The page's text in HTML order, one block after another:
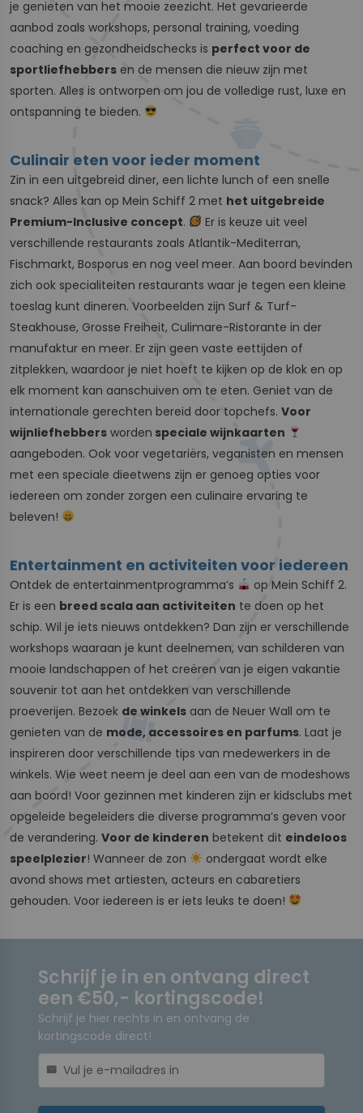
je genieten van het mooie zeezicht. Het gevarieerde
aanbod zoals workshops, personal training, voeding
coaching en gezondheidschecks is perfect voor de
sportliefhebbers en de mensen die nieuw zijn met
sporten. Alles is ontworpen om jou de volledige rust, luxe en
ontspanning te bieden.
Culinair eten voor ieder moment
Zin in een uitgebreid diner, een lichte lunch of een snelle
snack? Alles kan op Mein Schiff 2 met het uitgebreide
Premium-Inclusive concept.
Er is keuze uit veel
verschillende restaurants zoals Atlantik-Mediterran,
Fischmarkt, Bosporus en nog veel meer. Aan boord bevinden
zich ook specialiteiten restaurants waar je tegen een kleine
toeslag kunt dineren. Voorbeelden zijn Surf & Turf-
Steakhouse, Grosse Freiheit, Culimare-Ristorante in der
manufaktur en meer. Er zijn geen vaste eettijden of
zitplekken, waardoor je niet hoeft te kijken op de klok en op
elk moment kan aanschuiven om te eten. Geniet van de
internationale gerechten bereid door topchefs. Voor
wijnliefhebbers worden speciale wijnkaarten
aangeboden. Ook voor vegetariërs, veganisten en mensen
met een speciale dieetwens zijn er genoeg opties voor
iedereen om zonder zorgen een culinaire ervaring te
beleven!
Entertainment en activiteiten voor iedereen
Ontdek de entertainmentprogramma’s
op Mein Schiff 2.
Er is een breed scala aan activiteiten te doen op het
schip. Wil je iets nieuws ontdekken? Dan zijn er verschillende
workshops waaraan je kunt deelnemen, van schilderen van
mooie landschappen of het creëren van je eigen vakantie
souvenir tot aan het ontdekken van verschillende
proeverijen. Bezoek de winkels aan de Neuer Wall om te
genieten van de mode, accessoires en parfums. Laat je
inspireren door verschillende tips van medewerkers in de
winkels. Wie weet neem je deel aan een van de modeshows
aan boord! Voor gezinnen met kinderen zijn er kidsclubs met
opgeleide begeleiders die diverse programma’s geven voor
de verandering. Voor de kinderen betekent dit eindeloos
speelplezier! Wanneer de zon
ondergaat wordt elke
avond shows met artiesten, acteurs en cabaretiers
gehouden. Voor iedereen is er iets leuks te doen!
Schrijf je in en ontvang direct
een €50,- kortingscode!
Schrijf je hier rechts in en ontvang de
kortingscode direct!
mail